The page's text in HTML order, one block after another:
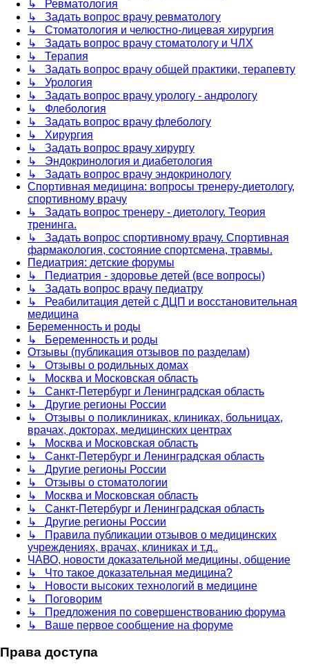
↳ Ревматология
↳ Задать вопрос врачу ревматологу
↳ Стоматология и челюстно-лицевая хирургия
↳ Задать вопрос врачу стоматологу и ЧЛХ
↳ Терапия
↳ Задать вопрос врачу общей практики, терапевту
↳ Урология
↳ Задать вопрос врачу урологу - андрологу
↳ Флебология
↳ Задать вопрос врачу флебологу
↳ Хирургия
↳ Задать вопрос врачу хирургу
↳ Эндокринология и диабетология
↳ Задать вопрос врачу эндокринологу
Спортивная медицина: вопросы тренеру-диетологу,
спортивному врачу
↳ Задать вопрос тренеру - диетологу. Теория
тренинга.
↳ Задать вопрос спортивному врачу. Спортивная
фармакология, состояние спортсмена, травмы.
Педиатрия: детские форумы
↳ Педиатрия - здоровье детей (все вопросы)
↳ Задать вопрос врачу педиатру
↳ Реабилитация детей с ДЦП и восстановительная
медицина
Беременность и роды
↳ Беременность и роды
Отзывы (публикация отзывов по разделам)
↳ Отзывы о родильных домах
↳ Москва и Московская область
↳ Санкт-Петербург и Ленинградская область
↳ Другие регионы России
↳ Отзывы о поликлиниках, клиниках, больницах,
врачах, докторах, медицинских центрах
↳ Москва и Московская область
↳ Санкт-Петербург и Ленинградская область
↳ Другие регионы России
↳ Отзывы о стоматологии
↳ Москва и Московская область
↳ Санкт-Петербург и Ленинградская область
↳ Другие регионы России
↳ Правила публикации отзывов о медицинских
учреждениях, врачах, клиниках и т.д..
ЧАВО, новости доказательной медицины, общение
↳ Что такое доказательная медицина?
↳ Новости высоких технологий в медицине
↳ Поговорим
↳ Предложения по совершенствованию форума
↳ Ваше первое сообщение на форуме
Права доступа